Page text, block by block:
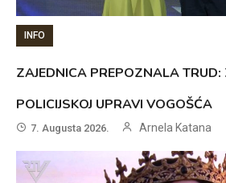
INFO
ZAJEDNICA PREPOZNALA
POLICIJSKOJ UPRAVI VOGOŠĆA
7. Augusta 2026. Arnela Katana